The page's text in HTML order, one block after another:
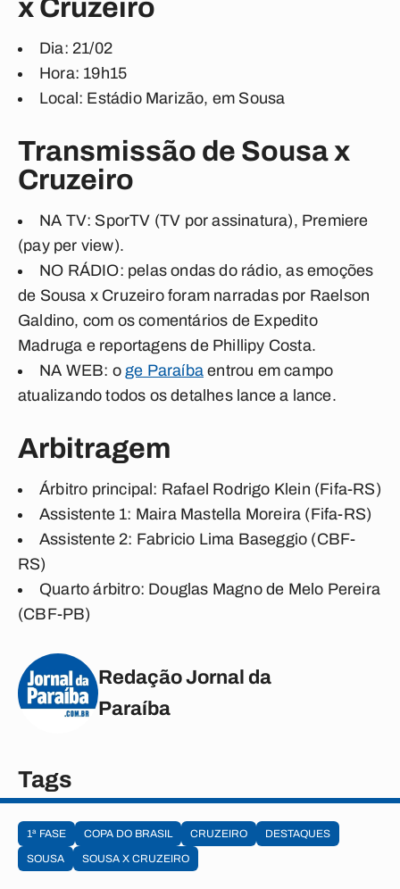
x Cruzeiro
Dia: 21/02
Hora: 19h15
Local : Estádio Marizão, em Sousa
Transmissão de Sousa x
Cruzeiro
NA TV: SporTV (TV por assinatura), Premiere
(pay per view).
NO RÁDIO: pelas ondas do rádio, as emoções
de Sousa x Cruzeiro foram narradas por Raelson
Galdino, com os comentários de Expedito
Madruga e reportagens de Phillipy Costa.
NA WEB: oge Paraíba entrou em campo
atualizando todos os detalhes lance a lance.
Arbitragem
Árbitro principal : Rafael Rodrigo Klein (Fifa-RS)
Assistente 1: Maira Mastella Moreira (Fifa-RS)
Assistente 2: Fabricio Lima Baseggio (CBF-
RS)
Quarto árbitro: Douglas Magno de Melo Pereira
(CBF-PB)
Redação Jornal da
Paraíba
Tags
1ª FASE COPA DO BRASIL CRUZEIRO
DESTAQUES
SOUSA
SOUSA X CRUZEIRO